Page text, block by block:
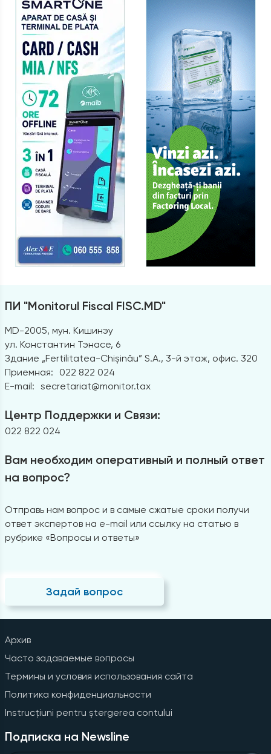
ПИ "Monitorul Fiscal FISC.MD"
MD-2005, мун. Кишинэу
ул. Константин Тэнасе, 6
Здание „Fertilitatea-Chișinău” S.A., 3-й этаж, офис. 320
Приемная:
022 822 024
E-mail: secretariat@monitor.tax
Центр Поддержки и Связи:
022 822 024
Вам необходим оперативный и полный ответ
на вопрос?
Отправь нам вопрос и в самые сжатые сроки получи
ответ экспертов на e-mail или ссылку на статью в
рубрике «Вопросы и ответы»
Задай вопрос
Архив
Часто задаваемые вопросы
Термины и условия использования сайта
Политика конфиденциальности
Instrucțiuni pentru ștergerea contului
Подписка на Newsline